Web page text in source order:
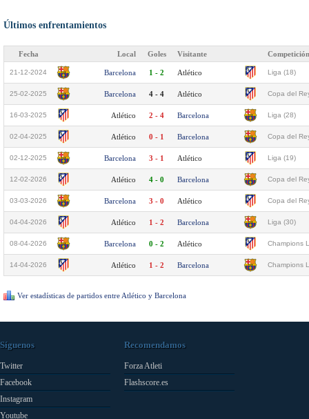
Últimos enfrentamientos
Fecha Local Goles Visitante Competición
21-12-2024 Barcelona 1 - 2 Atlético Liga (18)
25-02-2025 Barcelona 4 - 4 Atlético Copa del
16-03-2025 Atlético 2 - 4 Barcelona Liga (28)
02-04-2025 Atlético 0 - 1 Barcelona Copa del
02-12-2025 Barcelona 3 - 1 Atlético Liga (19)
12-02-2026 Atlético 4 - 0 Barcelona Copa del
03-03-2026 Barcelona 3 - 0 Atlético Copa del
04-04-2026 Atlético 1 - 2 Barcelona Liga (30)
08-04-2026 Barcelona 0 - 2 Atlético Champions
14-04-2026 Atlético 1 - 2 Barcelona Champions
Ver estadísticas de partidos entre Atlético y Barcelona
Síguenos
Twitter
Facebook
Instagram
Youtube
Recomendamos
Forza Atleti
Flashscore.es